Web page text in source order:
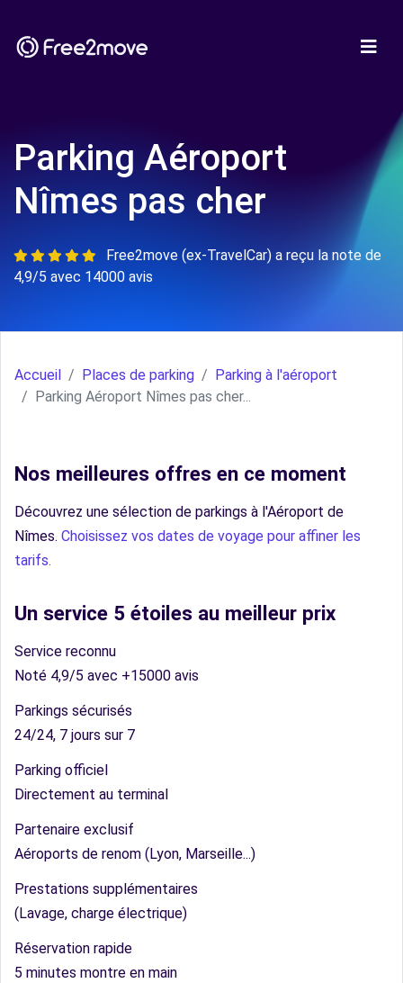
Parking Aéroport
Nîmes pas cher
Free2move (ex-TravelCar) a reçu la note de
4,9/5 avec 14000 avis
Accueil Places de parking
Parking à l'aéroport
Parking Aéroport Nîmes pas cher...
Nos meilleures offres en ce moment
Découvrez une sélection de parkings à l'Aéroport de
Nîmes. Choisissez vos dates de voyage pour affiner les
tarifs.
Un service 5 étoiles au meilleur prix
Service reconnu
Noté 4,9/5 avec +15000 avis
Parkings sécurisés
24/24, 7 jours sur 7
Parking officiel
Directement au terminal
Partenaire exclusif
Aéroports de renom (Lyon, Marseille...)
Prestations supplémentaires
(Lavage, charge électrique)
Réservation rapide
5 minutes montre en main